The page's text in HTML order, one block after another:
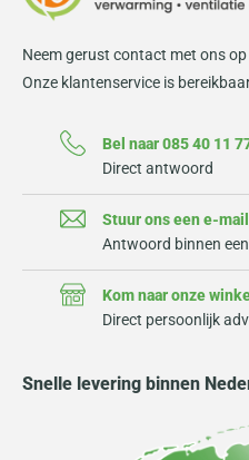
Neem gerust contact met ons op
Onze klantenservice is
Bel naar 085 40 11
Direct antwoord
Stuur ons een e-mail
Antwoord binnen
Kom naar onze
Direct persoonlijk
Snelle levering binnen